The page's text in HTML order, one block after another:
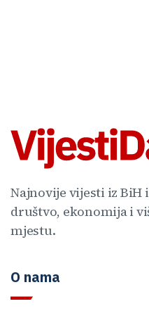
Najnovije vijesti iz BiH
društvo, ekonomija i
mjestu.
O nama